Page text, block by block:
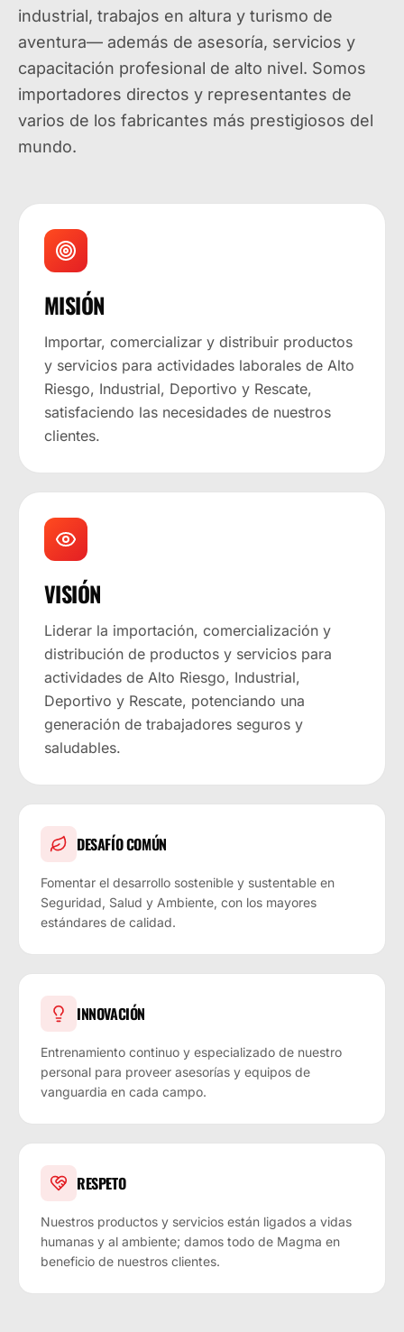
industrial, trabajos en altura y turismo de
aventura— además de asesoría, servicios y
capacitación profesional de alto nivel. Somos
importadores directos y representantes de
varios de los fabricantes más prestigiosos del
mundo.
MISIÓN
Importar, comercializar y distribuir productos
y servicios para actividades laborales de Alto
Riesgo, Industrial, Deportivo y Rescate,
satisfaciendo las necesidades de nuestros
clientes.
VISIÓN
Liderar la importación, comercialización y
distribución de productos y servicios para
actividades de Alto Riesgo, Industrial,
Deportivo y Rescate, potenciando una
generación de trabajadores seguros y
saludables.
DESAFÍO COMÚN
Fomentar el desarrollo sostenible y sustentable en
Seguridad, Salud y Ambiente, con los mayores
estándares de calidad.
INNOVACIÓN
Entrenamiento continuo y especializado de nuestro
personal para proveer asesorías y equipos de
vanguardia en cada campo.
RESPETO
Nuestros productos y servicios están ligados a vidas
humanas y al ambiente; damos todo de Magma en
beneficio de nuestros clientes.